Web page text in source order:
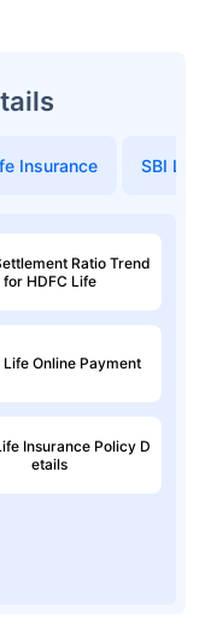
Insurance SBI
Ratio Trend
for HDFC Life
Life Online Payment
Insurance Policy D
etails